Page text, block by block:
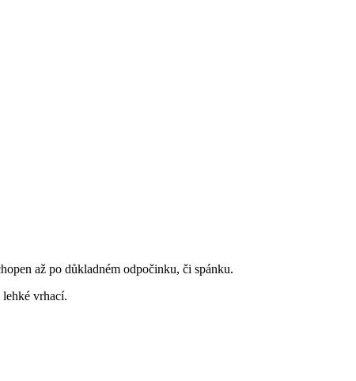
až po důkladném odpočinku, či spánku.
vrhací.